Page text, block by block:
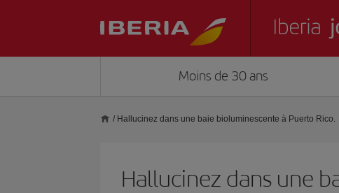
Moins de 30 ans
/ Hallucinez dans une baie bioluminescente à Puerto Rico.
Hallucinez dans une